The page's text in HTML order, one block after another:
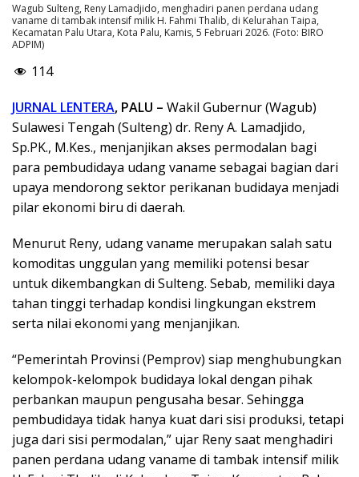
Wagub Sulteng, Reny Lamadjido, menghadiri panen perdana udang
vaname di tambak intensif milik H. Fahmi Thalib, di Kelurahan Taipa,
Kecamatan Palu Utara, Kota Palu, Kamis, 5 Februari 2026. (Foto: BIRO
ADPIM)
114
JURNAL LENTERA, PALU – Wakil Gubernur (Wagub)
Sulawesi Tengah (Sulteng) dr. Reny A. Lamadjido,
Sp.PK., M.Kes., menjanjikan akses permodalan bagi
para pembudidaya udang vaname sebagai bagian dari
upaya mendorong sektor perikanan budidaya menjadi
pilar ekonomi biru di daerah.
Menurut Reny, udang vaname merupakan salah satu
komoditas unggulan yang memiliki potensi besar
untuk dikembangkan di Sulteng. Sebab, memiliki daya
tahan tinggi terhadap kondisi lingkungan ekstrem
serta nilai ekonomi yang menjanjikan.
“Pemerintah Provinsi (Pemprov) siap menghubungkan
kelompok-kelompok budidaya lokal dengan pihak
perbankan maupun pengusaha besar. Sehingga
pembudidaya tidak hanya kuat dari sisi produksi, tetapi
juga dari sisi permodalan,” ujar Reny saat menghadiri
panen perdana udang vaname di tambak intensif milik